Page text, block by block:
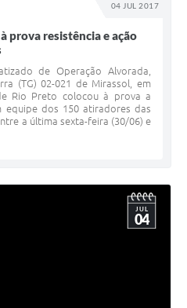
04 JUL 2017
prova resistência e ação
de Operação Alvorada,
(TG) 02-021 de Mirassol, em
Rio Preto colocou à prova a
equipe dos 150 atiradores das
a última sexta-feira (30/06) e
JUL
04